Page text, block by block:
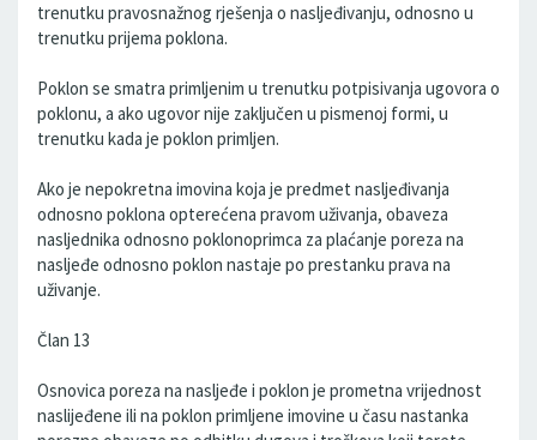
trenutku pravosnažnog rješenja o nasljeđivanju, odnosno u
trenutku prijema poklona.
Poklon se smatra primljenim u trenutku potpisivanja ugovora o
poklonu, a ako ugovor nije zaključen u pismenoj formi, u
trenutku kada je poklon primljen.
Ako je nepokretna imovina koja je predmet nasljeđivanja
odnosno poklona opterećena pravom uživanja, obaveza
nasljednika odnosno poklonoprimca za plaćanje poreza na
nasljeđe odnosno poklon nastaje po prestanku prava na
uživanje.
Član 13
Osnovica poreza na nasljeđe i poklon je prometna vrijednost
naslijeđene ili na poklon primljene imovine u času nastanka